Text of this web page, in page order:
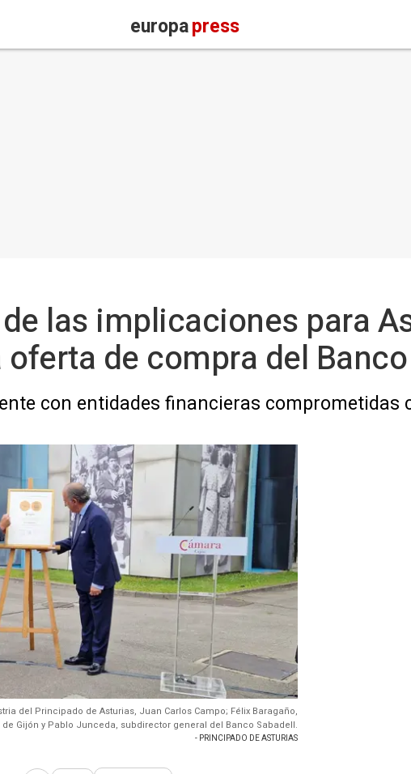
europapress
las implicaciones para
de compra del
con entidades financieras comprometidas
del Principado de Asturias, Juan Carlos Campo; Félix Baragaño,
Gijón y Pablo Junceda, subdirector general del Banco Sabadell.
- PRINCIPADO DE ASTURIAS